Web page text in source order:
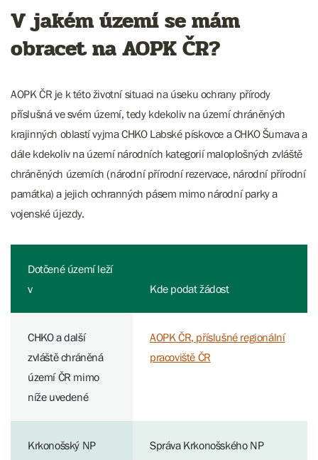
V jakém území se mám
obracet na AOPK ČR?
AOPK ČR je k této životní situaci na úseku ochrany přírody
příslušná ve svém území, tedy kdekoliv na území chráněných
krajinných oblastí vyjma CHKO Labské pískovce a CHKO Šumava a
dále kdekoliv na území národních kategorií maloplošných zvláště
chráněných územích (národní přírodní rezervace, národní přírodní
památka) a jejich ochranných pásem mimo národní parky a
vojenské újezdy.
Dotčené území leží
v
Kde podat žádost
CHKO a další
zvláště chráněná
území ČR mimo
níže uvedené
AOPK ČR, příslušné regionální
pracoviště ČR
Krkonošský NP Správa Krkonošského NP